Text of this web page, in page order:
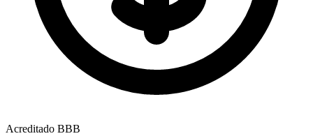
Acreditado BBB